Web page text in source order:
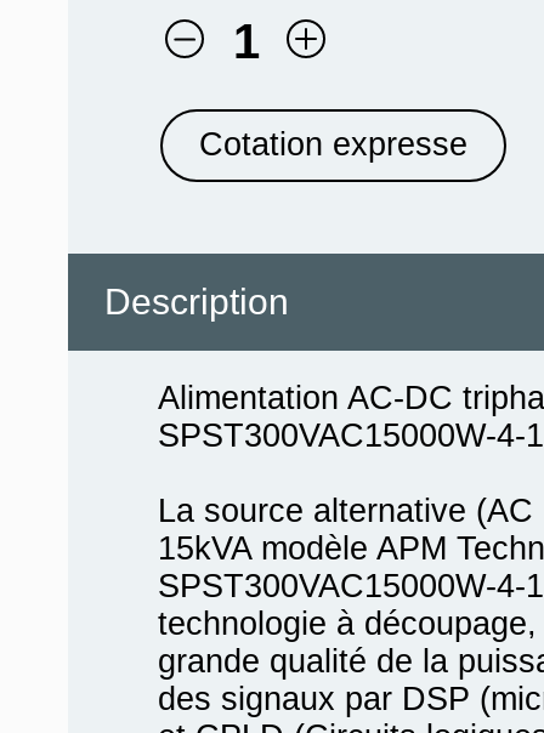
1
Cotation expresse
Description
Alimentation AC-DC
SPST300VAC15000W-4-
La source alternative
15kVA modèle APM
SPST300VAC15000W-
technologie à
grande qualité de la
des signaux par DSP